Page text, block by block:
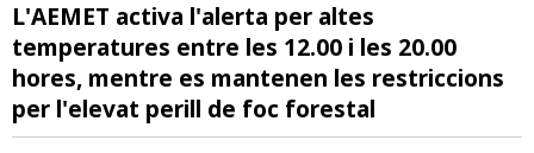
L'AEMET activa l'alerta per altes
temperatures entre les 12.00 i les 20.00
hores, mentre es mantenen les restriccions
per l'elevat perill de foc forestal